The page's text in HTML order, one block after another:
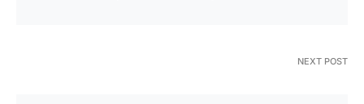
NEXT POST